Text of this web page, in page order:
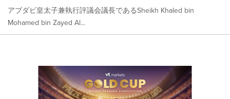
アブダビ皇太子兼執行評議会議長であるSheikh Khaled bin
Mohamed bin Zayed Al...